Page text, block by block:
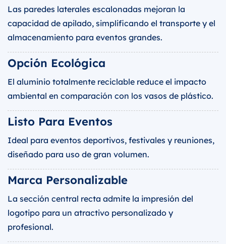
Las paredes laterales escalonadas mejoran la
capacidad de apilado, simplificando el transporte y el
almacenamiento para eventos grandes.
Opción Ecológica
El aluminio totalmente reciclable reduce el impacto
ambiental en comparación con los vasos de plástico.
Listo Para Eventos
Ideal para eventos deportivos, festivales y reuniones,
diseñado para uso de gran volumen.
Marca Personalizable
La sección central recta admite la impresión del
logotipo para un atractivo personalizado y
profesional.